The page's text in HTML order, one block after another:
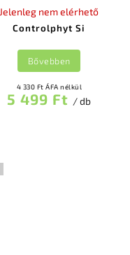
Controlphyt Si
Jelenleg nem elérhető
4 330 Ft ÁFA nélkül
5 499 Ft / db
Bővebben